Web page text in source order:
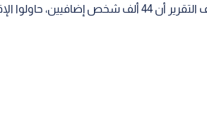
حاولوا الإقلاع عن التدخين خلال نفس الفترة، وفقا لمصادر بريطانية.